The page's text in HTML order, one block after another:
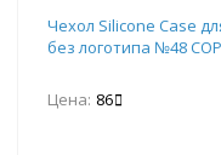
Чехол Silicone Case
без логотипа №48
Цена: 86